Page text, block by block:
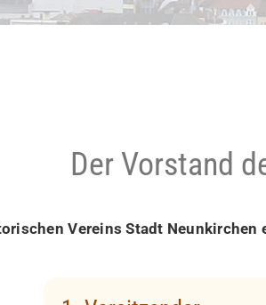
Der Vorstand
Vereins Stadt Neunkirchen